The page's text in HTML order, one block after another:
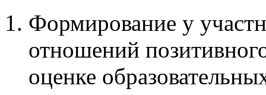
Формирование у
отношений
оценке